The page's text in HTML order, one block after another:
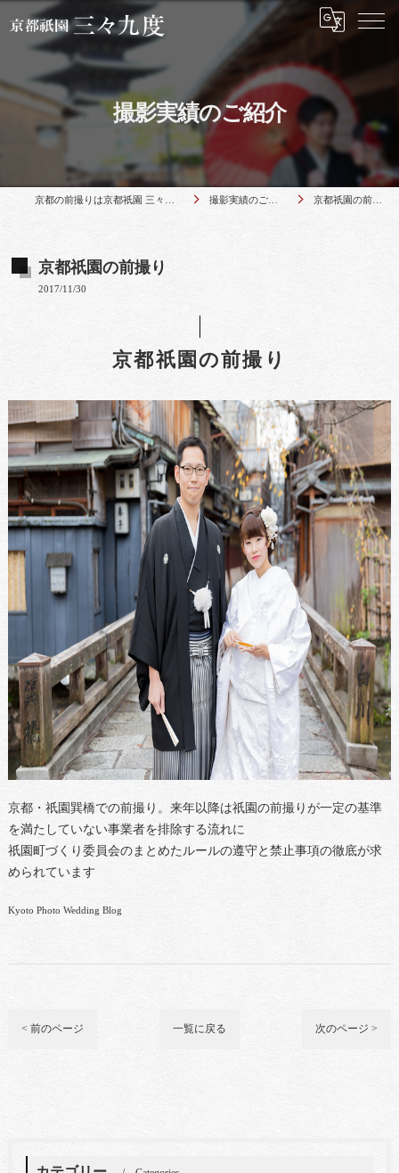
撮影実績のご紹介
撮影実績のご紹介 京都祇園の前撮り
京都祇園の前撮り
2017/11/30
京都祇園の前撮り
京都・祇園巽橋での前撮り。来年以降は祇園の前撮りが一定の基準
を満たしていない事業者を排除する流れに
祇園町づくり委員会のまとめたルールの遵守と禁止事項の徹底が求
められています
Kyoto Photo Wedding Blog
< 前のページ 一覧に戻る 次のページ >